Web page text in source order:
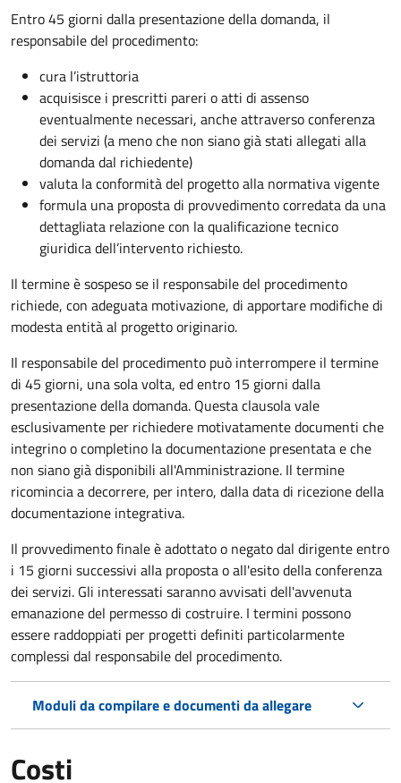
Entro 45 giorni dalla presentazione della domanda, il
responsabile del procedimento:
cura l’istruttoria
acquisisce i prescritti pareri o atti di assenso
eventualmente necessari, anche attraverso conferenza
dei servizi (a meno che non siano già stati allegati alla
domanda dal richiedente)
valuta la conformità del progetto alla normativa vigente
formula una proposta di provvedimento corredata da una
dettagliata relazione con la qualificazione tecnico
giuridica dell’intervento richiesto.
Il termine è sospeso se il responsabile del procedimento
richiede, con adeguata motivazione, di apportare modifiche di
modesta entità al progetto originario.
Il responsabile del procedimento può interrompere il termine
di 45 giorni, una sola volta, ed entro 15 giorni dalla
presentazione della domanda. Questa clausola vale
esclusivamente per richiedere motivatamente documenti che
integrino o completino la documentazione presentata e che
non siano già disponibili all'Amministrazione. Il termine
ricomincia a decorrere, per intero, dalla data di ricezione della
documentazione integrativa.
Il provvedimento finale è adottato o negato dal dirigente entro
i 15 giorni successivi alla proposta o all'esito della conferenza
dei servizi. Gli interessati saranno avvisati dell'avvenuta
emanazione del permesso di costruire. I termini possono
essere raddoppiati per progetti definiti particolarmente
complessi dal responsabile del procedimento.
Moduli da compilare e documenti da allegare
Costi